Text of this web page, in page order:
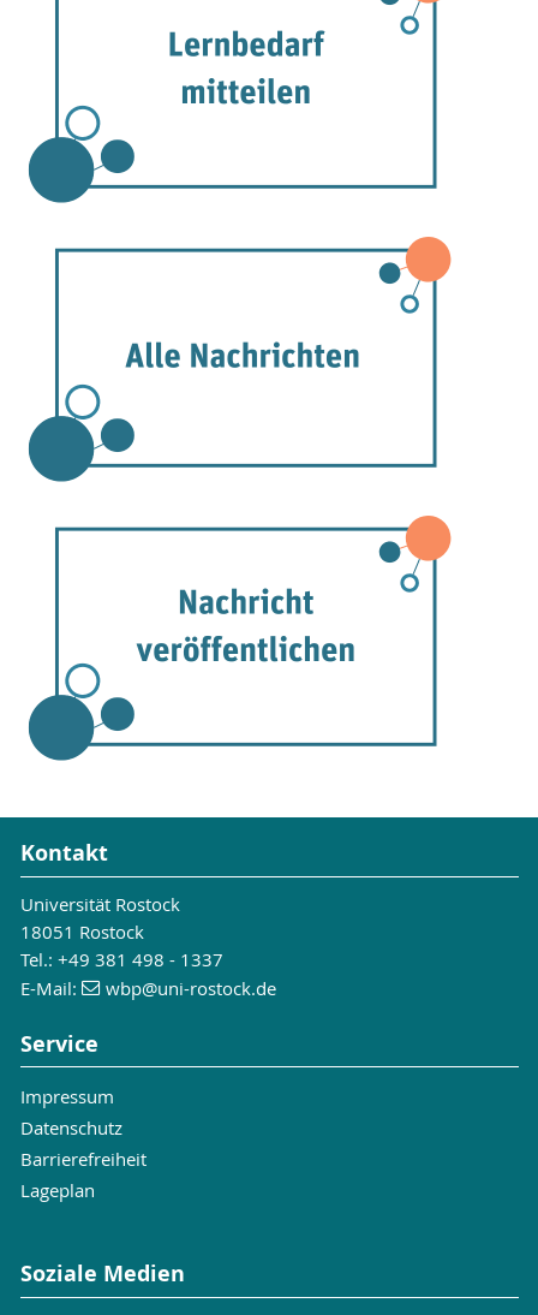
Kontakt
Universität Rostock
18051 Rostock
Tel.: +49 381 498 - 1337
E-Mail:
wbp@uni-rostock.de
Service
Impressum
Datenschutz
Barrierefreiheit
Lageplan
Soziale Medien